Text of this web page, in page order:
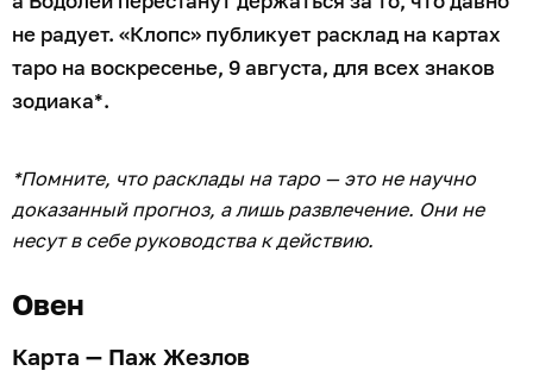
не радует. «Клопс» публикует расклад на картах
таро на воскресенье, 9 августа, для всех знаков
зодиака*.
*Помните, что расклады на таро — это не научно
доказанный прогноз, а лишь развлечение. Они не
несут в себе руководства к действию.
Овен
Карта — Паж Жезлов